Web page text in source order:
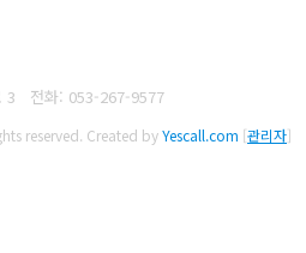
3 전화: 053-267-9577
reserved. Created byYescall.com [관리자]